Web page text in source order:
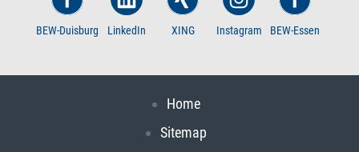
BEW-Duisburg LinkedIn XING Instagram BEW-Essen
Home
Sitemap